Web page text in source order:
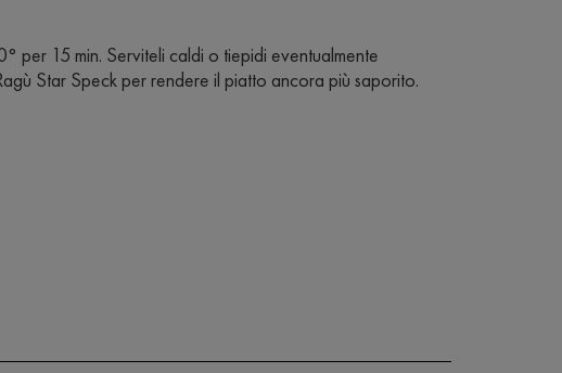
per 15 min. Serviteli caldi o tiepidi eventualmente
Star Speck per rendere il piatto ancora più saporito.